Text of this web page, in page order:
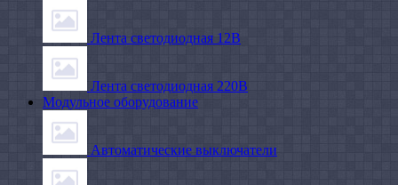
Лента светодиодная 12В
Лента светодиодная 220В
Модульное оборудование
Автоматические выключатели